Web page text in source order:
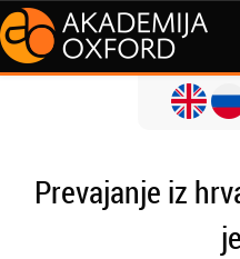
Prevajanje iz